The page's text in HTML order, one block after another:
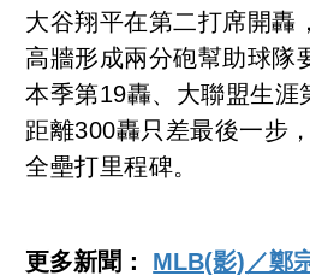
大谷翔平在第二打席開轟
高牆形成兩分砲幫助球隊
本季第19轟、大聯盟生涯
距離300轟只差最後一步
全壘打里程碑。
更多新聞： MLB(影)／鄭